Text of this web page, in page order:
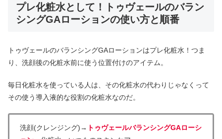
プレ化粧水として！トゥヴェールのバラン
シングGAローションの使い方と順番
トゥヴェールのバランシングGAローションはプレ化粧水！つま
り、洗顔後の化粧水前に使う位置付けのアイテム。
毎日化粧水を使っている人は、その化粧水の代わりじゃなくって
その使う導入液的な役割の化粧水なのだ。
洗顔(クレンジング)→ トゥヴェールバランシングGAローシ